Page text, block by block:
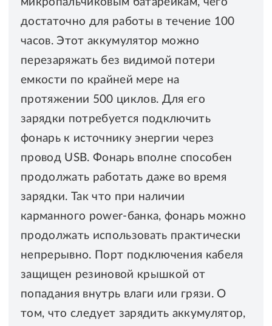
достаточно для работы в течение 100
часов. Этот аккумулятор можно
перезаряжать без видимой потери
емкости по крайней мере на
протяжении 500 циклов. Для его
зарядки потребуется подключить
фонарь к источнику энергии через
провод USB. Фонарь вполне способен
продолжать работать даже во время
зарядки. Так что при наличии
карманного power-банка, фонарь можно
продолжать использовать практически
непрерывно. Порт подключения кабеля
защищен резиновой крышкой от
попадания внутрь влаги или грязи. О
том, что следует зарядить аккумулятор,